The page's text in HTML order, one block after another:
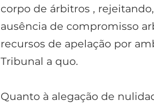
corpo de árbitros ,
ausência de compromisso
recursos de apelação por
Tribunal a quo.
Quanto à alegação de